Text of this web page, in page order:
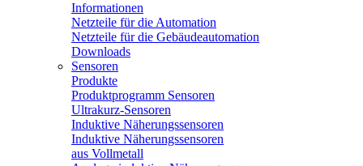
Informationen
Netzteile für die Automation
Netzteile für die Gebäudeautomation
Downloads
Sensoren
Produkte
Produktprogramm Sensoren
Ultrakurz-Sensoren
Induktive Näherungssensoren
Induktive Näherungssensoren
aus Vollmetall